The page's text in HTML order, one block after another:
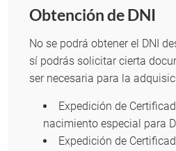
Obtención de DNI
No se podrá obtener el DNI
sí podrás solicitar cierta
ser necesaria para la
Expedición de
nacimiento especial para
Expedición de